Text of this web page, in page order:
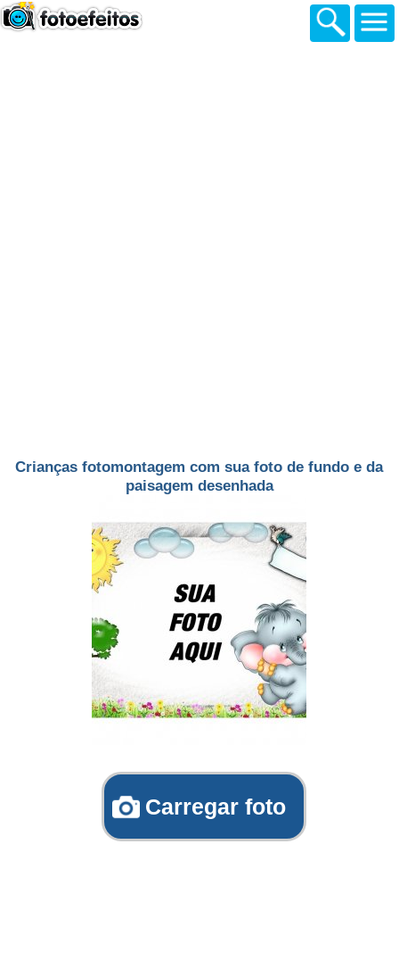
Crianças fotomontagem com sua foto de fundo e da
paisagem desenhada
Carregar foto